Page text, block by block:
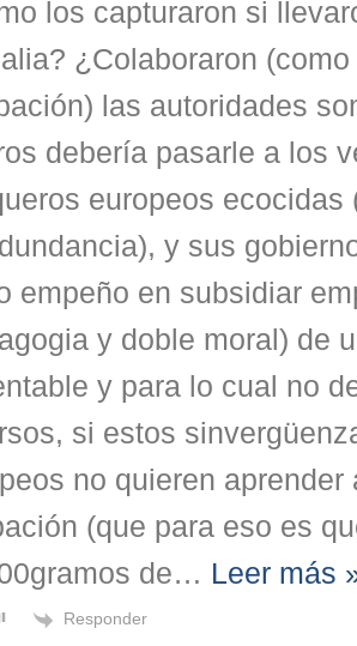
los capturaron si
¿Colaboraron
las autoridades
debería pasarle a los
europeos ecocidas
y sus
empeño en subsidiar
y doble moral) de
y para lo cual no
si estos
no quieren aprender
(que para eso es
de… Leer más
Responder